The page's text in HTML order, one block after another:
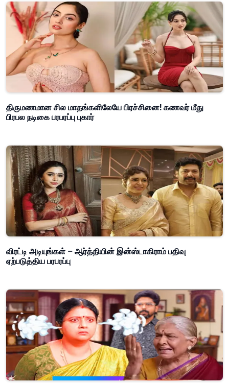
திருமணமான சில மாதங்களிலேயே பிரச்சினை! கணவர் மீது
பிரபல நடிகை பரபரப்பு புகார்
விரட்டி அடியுங்கள் – ஆர்த்தியின் இன்ஸ்டாகிராம் பதிவு
ஏற்படுத்திய பரபரப்பு